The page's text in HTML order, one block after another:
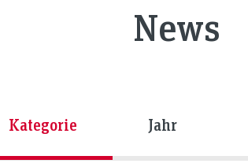
News
Kategorie Jahr